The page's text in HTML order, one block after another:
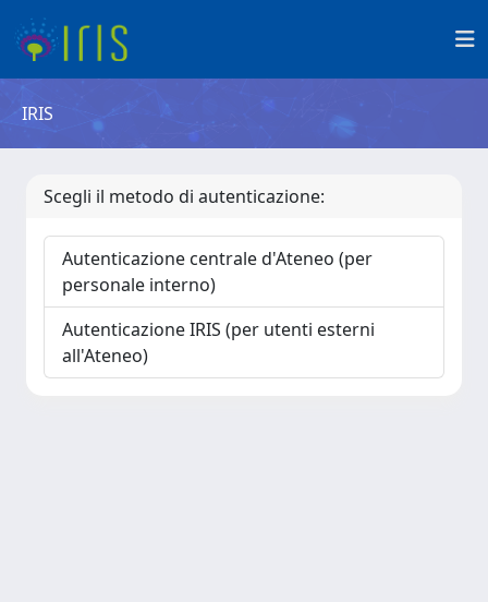
IRIS
Scegli il metodo di autenticazione:
Autenticazione centrale d'Ateneo (per
personale interno)
Autenticazione IRIS (per utenti esterni
all'Ateneo)